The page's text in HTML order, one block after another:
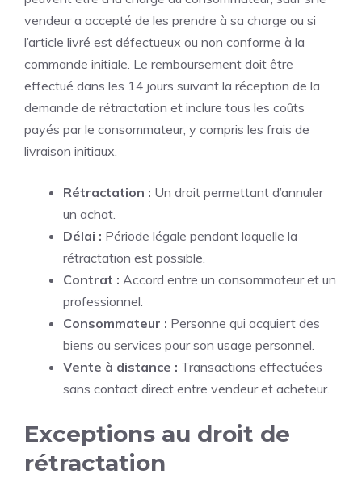
vendeur a accepté de les prendre à sa charge ou si
l’article livré est défectueux ou non conforme à la
commande initiale. Le remboursement doit être
effectué dans les 14 jours suivant la réception de la
demande de rétractation et inclure tous les coûts
payés par le consommateur, y compris les frais de
livraison initiaux.
Rétractation : Un droit permettant d’annuler
un achat.
Délai : Période légale pendant laquelle la
rétractation est possible.
Contrat : Accord entre un consommateur et un
professionnel.
Consommateur : Personne qui acquiert des
biens ou services pour son usage personnel.
Vente à distance : Transactions effectuées
sans contact direct entre vendeur et acheteur.
Exceptions au droit de
rétractation